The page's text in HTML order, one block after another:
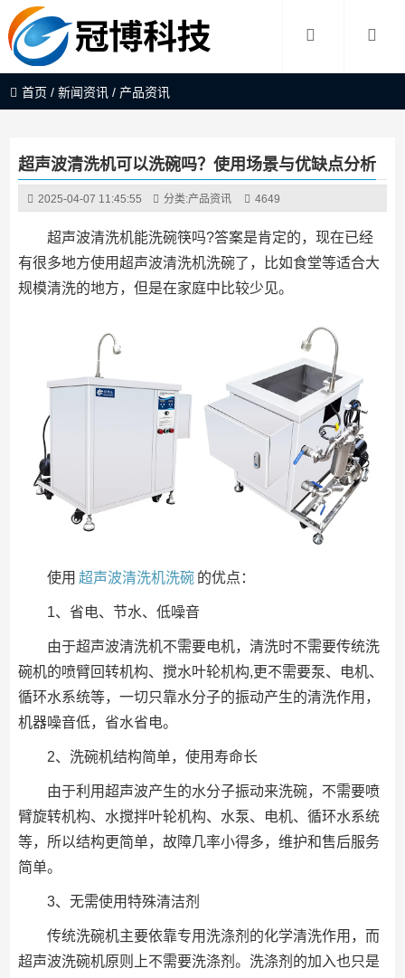
首页 /新闻资讯 / 产品资讯
超声波清洗机可以洗碗吗？使用场景与优缺点分析
2025-04-07 11:45:55 分类:产品资讯 4649
超声波清洗机能洗碗筷吗?答案是肯定的，现在已经
有很多地方使用超声波清洗机洗碗了，比如食堂等适合大
规模清洗的地方，但是在家庭中比较少见。
使用 超声波清洗机洗碗 的优点：
1、省电、节水、低噪音
由于超声波清洗机不需要电机，清洗时不需要传统洗
碗机的喷臂回转机构、搅水叶轮机构,更不需要泵、电机、
循环水系统等，一切只靠水分子的振动产生的清洗作用，
机器噪音低，省水省电。
2、洗碗机结构简单，使用寿命长
由于利用超声波产生的水分子振动来洗碗，不需要喷
臂旋转机构、水搅拌叶轮机构、水泵、电机、循环水系统
等，所以结构更简单，故障几率小得多，维护和售后服务
简单。
3、无需使用特殊清洁剂
传统洗碗机主要依靠专用洗涤剂的化学清洗作用，而
超声波洗碗机原则上不需要洗涤剂。洗涤剂的加入也只是